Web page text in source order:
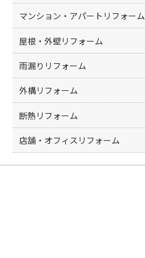
マンション・アパートリフォーム
屋根・外壁リフォーム
雨漏りリフォーム
外構リフォーム
断熱リフォーム
店舗・オフィスリフォーム